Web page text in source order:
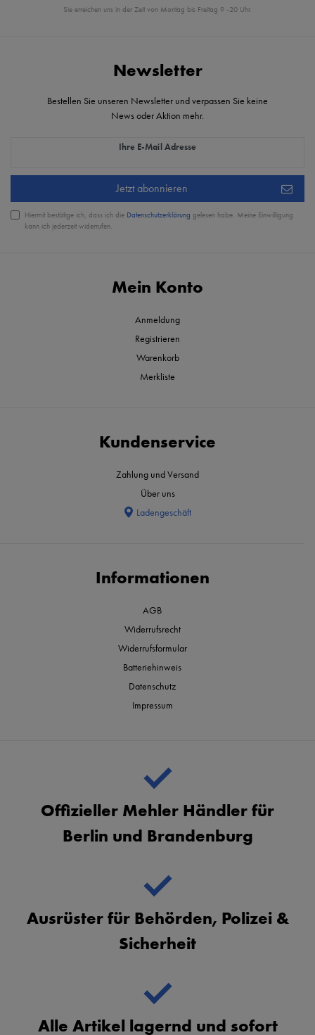
Sie erreichen uns in der Zeit von Montag bis Freitag 9 -20 Uhr.
Mein Konto
Anmeldung
Registrieren
Warenkorb
Merkliste
Kundenservice
Zahlung und Versand
Über uns
Ladengeschäft
Informationen
AGB
Widerrufsrecht
Widerrufsformular
Batteriehinweis
Datenschutz
Impressum
Newsletter
Bestellen Sie unseren Newsletter und verpassen Sie keine
News oder Aktion mehr.
Ihre E-Mail Adresse
Newsletter Honig
Jetzt abonnieren
Hiermit bestätige ich, dass ich die Daten­schutz­erklärung gelesen habe. Meine Einwilligung
kann ich jederzeit widerrufen.
Offizieller Mehler Händler für
Berlin und Brandenburg
Ausrüster für Behörden, Polizei &
Sicherheit
Alle Artikel lagernd und sofort